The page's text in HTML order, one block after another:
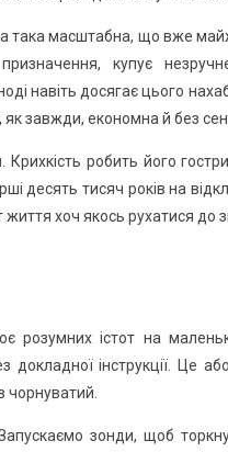
така масштабна, що вже
купує
навіть досягає цього
завжди, економна й без
робить його
десять тисяч років на
хоч якось рухатися до
істот на
докладної інструкції. Це
чорнуватий.
зонди, щоб